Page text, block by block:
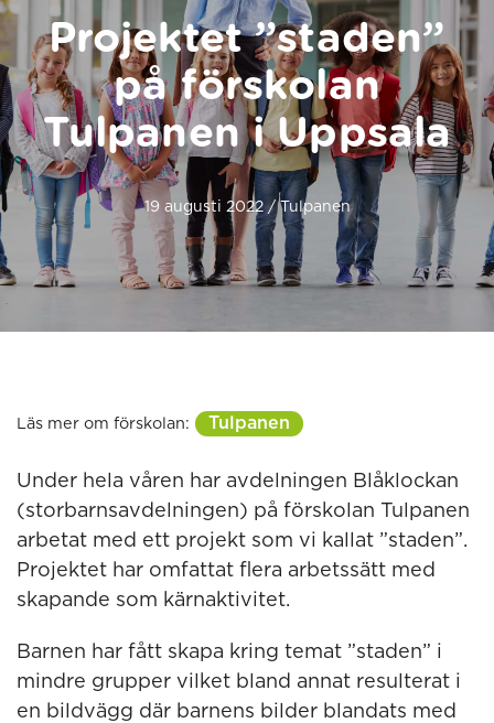
Projektet ”staden”
på förskolan
Tulpanen i Uppsala
19 augusti 2022 / Tulpanen
Läs mer om förskolan: Tulpanen
Under hela våren har avdelningen Blåklockan
(storbarnsavdelningen) på förskolan Tulpanen
arbetat med ett projekt som vi kallat ”staden”.
Projektet har omfattat flera arbetssätt med
skapande som kärnaktivitet.
Barnen har fått skapa kring temat ”staden” i
mindre grupper vilket bland annat resulterat i
en bildvägg där barnens bilder blandats med